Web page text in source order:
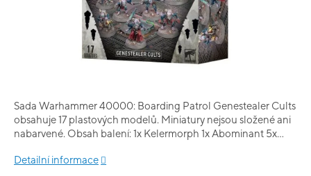
Sada Warhammer 40000: Boarding Patrol Genestealer Cults
obsahuje 17 plastových modelů. Miniatury nejsou složené ani
nabarvené. Obsah balení: 1x Kelermorph 1x Abominant 5x
Detailní informace